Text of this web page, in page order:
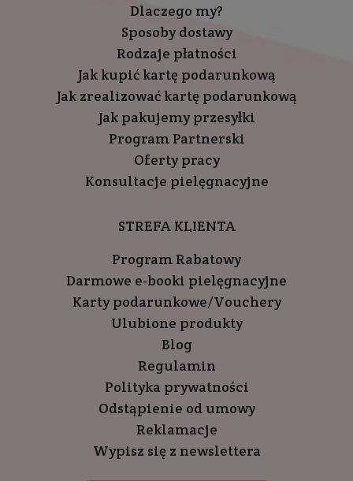
Dlaczego my?
Sposoby dostawy
Rodzaje płatności
Jak kupić kartę podarunkową
Jak zrealizować kartę podarunkową
Jak pakujemy przesyłki
Program Partnerski
Oferty pracy
Konsultacje pielęgnacyjne
STREFA KLIENTA
Program Rabatowy
Darmowe e-booki pielęgnacyjne
Karty podarunkowe/Vouchery
Ulubione produkty
Blog
Regulamin
Polityka prywatności
Odstąpienie od umowy
Reklamacje
Wypisz się z newslettera